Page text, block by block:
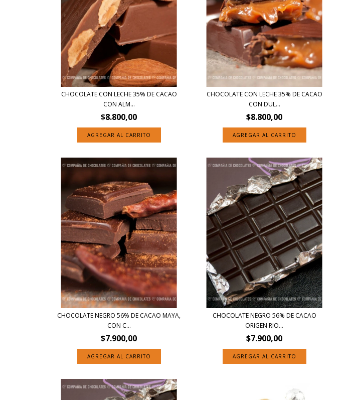
CHOCOLATE CON LECHE 35% DE CACAO
CON ALM...
$8.800,00
AGREGAR AL CARRITO
CHOCOLATE CON LECHE 35% DE CACAO
CON DUL...
$8.800,00
AGREGAR AL CARRITO
CHOCOLATE NEGRO 56% DE CACAO MAYA,
CON C...
$7.900,00
AGREGAR AL CARRITO
CHOCOLATE NEGRO 56% DE CACAO
ORIGEN RIO...
$7.900,00
AGREGAR AL CARRITO